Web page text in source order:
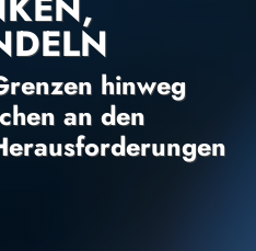
hinweg
an den